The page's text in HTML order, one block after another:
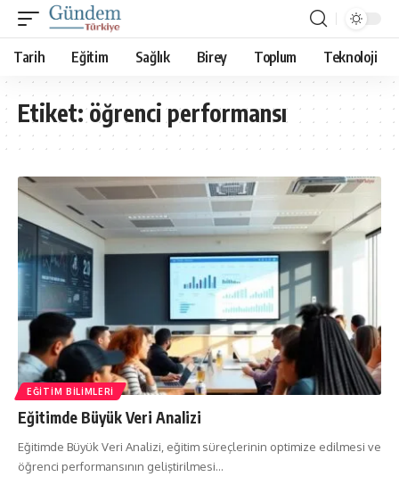
Tarih Eğitim Sağlık Birey Toplum Teknoloji
Etiket:öğrenci performansı
EĞITIM BILIMLERI
Eğitimde Büyük Veri Analizi
Eğitimde Büyük Veri Analizi, eğitim süreçlerinin optimize edilmesi ve
öğrenci performansının geliştirilmesi…